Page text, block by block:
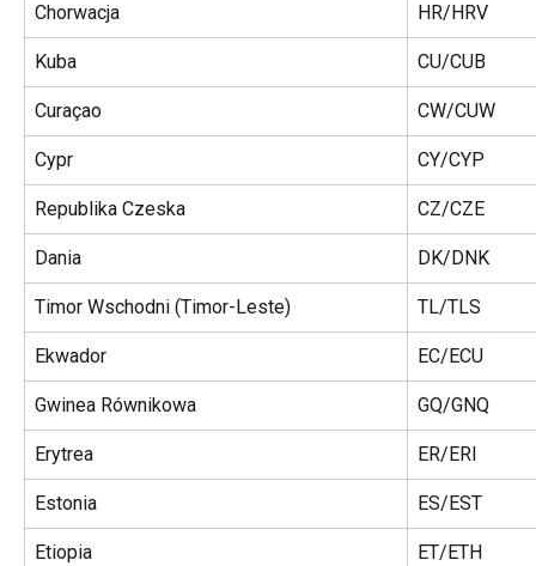
Chorwacja HR/HRV
Kuba CU/CUB
Curaçao CW/CUW
Cypr CY/CYP
Republika Czeska CZ/CZE
Dania DK/DNK
Timor Wschodni (Timor-Leste) TL/TLS
Ekwador EC/ECU
Gwinea Równikowa GQ/GNQ
Erytrea ER/ERI
Estonia ES/EST
Etiopia ET/ETH